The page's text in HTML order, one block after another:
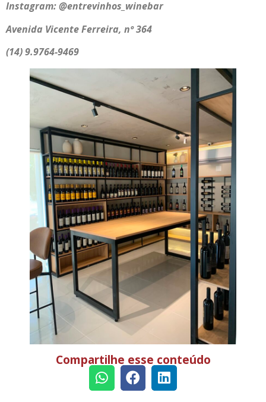
Instagram: @entrevinhos_winebar
Avenida Vicente Ferreira, nº 364
(14) 9.9764-9469
Compartilhe esse conteúdo